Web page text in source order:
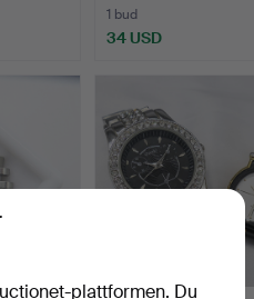
1 bud
34 USD
plattformen. Du